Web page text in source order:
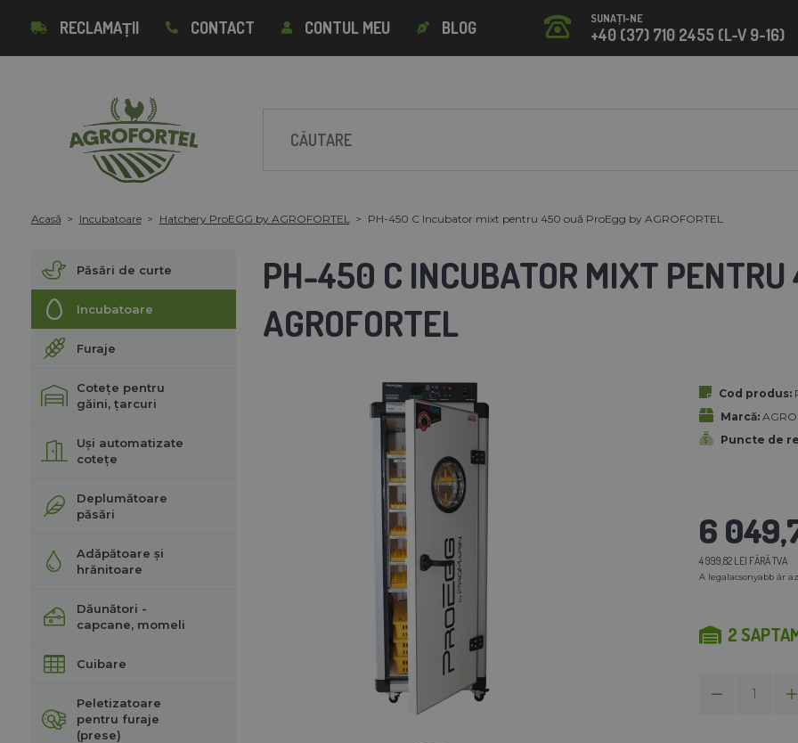
RECLAMAȚII CONTACT CONTUL MEU BLOG SUNAȚI-NE
+40 (37) 710 2455 (L-V 9-16)
Acasă Incubatoare Hatchery ProEGG by AGROFORTEL PH-450 C Incubator mixt pentru 450 ouă ProEgg by AGROFORTEL
Păsări de curte
Incubatoare
Furaje
Cotețe pentru
găini, țarcuri
Uși automatizate
cotețe
Deplumătoare
păsări
Adăpătoare și
hrănitoare
Dăunători -
capcane, momeli
Cuibare
Peletizatoare
pentru furaje
(prese)
PH-450 C INCUBATOR MIXT PENTRU
AGROFORTEL
Cod produs:
Marcă:
Puncte de
6
4 999,82 LEI FĂRĂ TVA
A legalacsonyabb ár
2